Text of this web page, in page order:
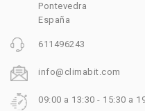
Pontevedra
España
611496243
info@climabit.com
09:00 a 13:30 - 15:30 a